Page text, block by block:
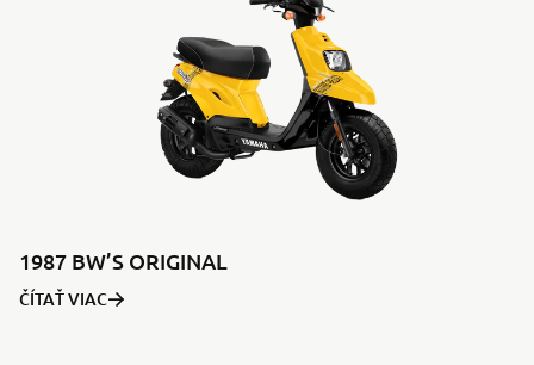
1987 BW’S ORIGINAL
ČÍTAŤ VIAC